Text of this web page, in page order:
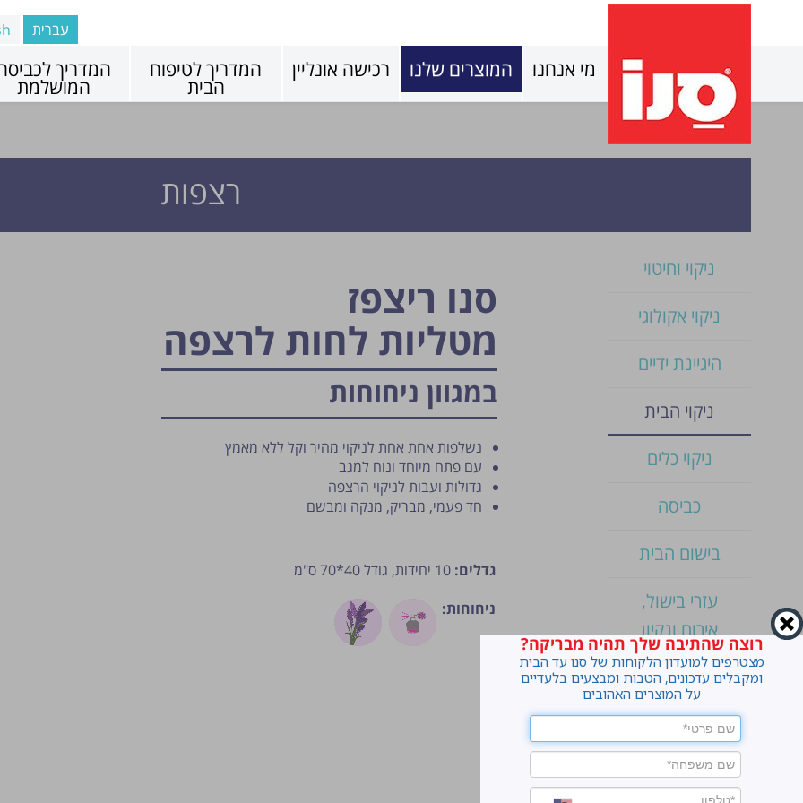
עברית
מי אנחנו המוצרים שלנו רכישה אונליין המדריך לטיפוח
הבית
המדריך
המושלמת
רצפות
ניקוי וחיטוי
ניקוי אקולוגי
היגיינת ידיים
ניקוי הבית
ניקוי כלים
כביסה
בישום הבית
עזרי בישול,
אירוח ונקיון
מוצרי נייר
קוטלי חרקים
דוחי יתושים
סנו ריצפז
מטליות לחות לרצפה
במגוון ניחוחות
נשלפות אחת אחת לניקוי מהיר וקל ללא מאמץ
עם פתח מיוחד ונוח למגב
גדולות ועבות לניקוי הרצפה
חד פעמי, מבריק, מנקה ומבשם
ניחוחות:
גדלים: 10 יחידות, גודל 40*70 ס"מ
רוצה שהתיבה שלך תהיה מבריקה?
מצטרפים למועדון הלקוחות של סנו עד הבית
ומקבלים עדכונים, הטבות ומבצעים בלעדיים
על המוצרים האהובים